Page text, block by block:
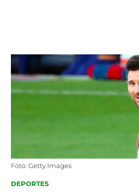
content
Foto: Getty Images
POSTED
DEPORTES